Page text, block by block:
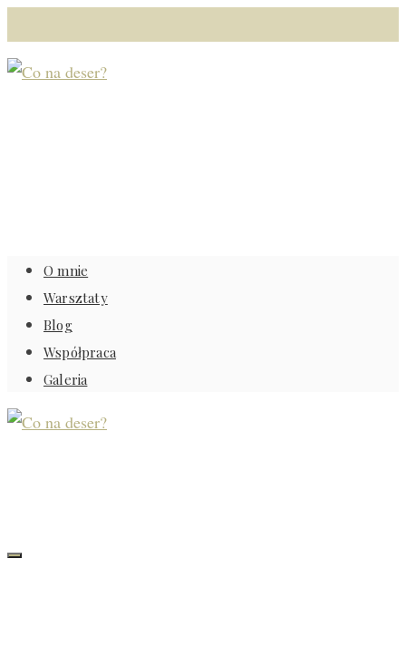
O mnie
Warsztaty
Blog
Współpraca
Galeria